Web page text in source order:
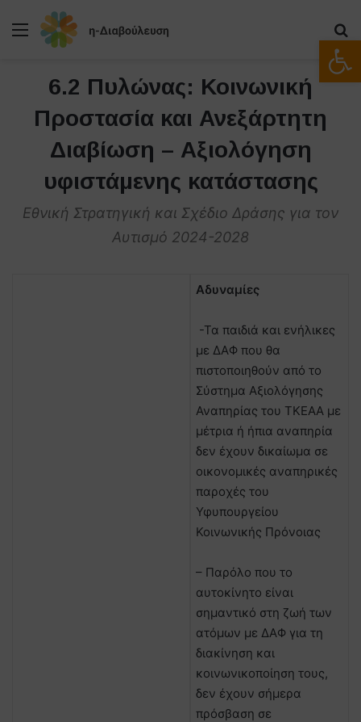
Μενού
6.2 Πυλώνας: Κοινωνική
Προστασία και Ανεξάρτητη
Διαβίωση – Αξιολόγηση
υφιστάμενης κατάστασης
Εθνική Στρατηγική και Σχέδιο Δράσης για τον
Αυτισμό 2024-2028
Αδυναμίες
-Τα παιδιά και ενήλικες
με ΔΑΦ που θα
πιστοποιηθούν από το
Σύστημα Αξιολόγησης
Αναπηρίας του ΤΚΕΑΑ με
μέτρια ή ήπια αναπηρία
δεν έχουν δικαίωμα σε
οικονομικές αναπηρικές
παροχές του
Υφυπουργείου
Κοινωνικής Πρόνοιας
– Παρόλο που το
αυτοκίνητο είναι
σημαντικό στη ζωή των
ατόμων με ΔΑΦ για τη
διακίνηση και
κοινωνικοποίηση τους,
δεν έχουν σήμερα
πρόσβαση σε